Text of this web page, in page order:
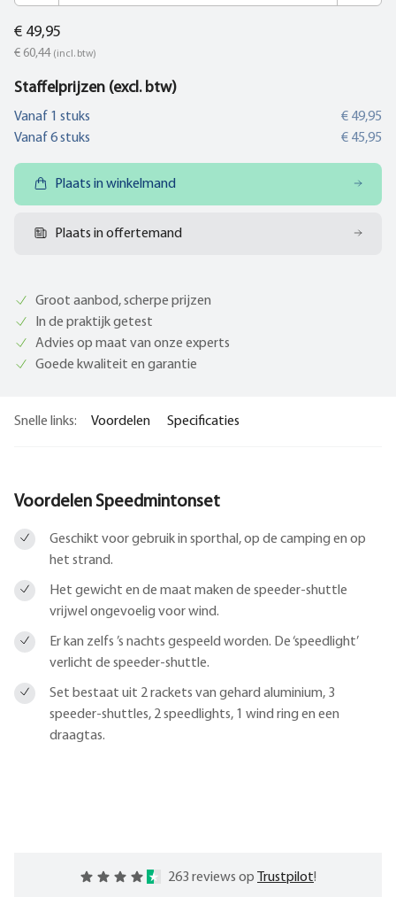
€ 49,95
€ 60,44 (incl. btw)
Staffelprijzen (excl. btw)
Vanaf 1 stuks
€ 49,95
Vanaf 6stuks € 45,95
Plaats in winkelmand
Plaats in offertemand
Groot aanbod, scherpe prijzen
In de praktijk getest
Advies op maat van onze experts
Goede kwaliteit en garantie
Snelle links: Voordelen Specificaties
Voordelen Speedmintonset
Geschikt voor gebruik in sporthal, op de camping en op
het strand.
Het gewicht en de maat maken de speeder-shuttle
vrijwel ongevoelig voor wind.
Er kan zelfs ’s nachts gespeeld worden. De ‘speedlight’
verlicht de speeder-shuttle.
Set bestaat uit 2 rackets van gehard aluminium, 3
speeder-shuttles, 2 speedlights, 1 wind ring en een
draagtas.
263 reviews op Trustpilot!